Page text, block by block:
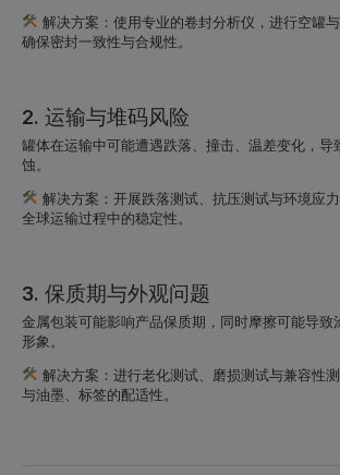
解决方案：使用专业的卷封分析仪，进行空罐
确保密封一致性与合规性。
2. 运输与堆码风险
罐体在运输中可能遭遇跌落、撞击、温差变化，导
蚀。
解决方案：开展跌落测试、抗压测试与环境应
全球运输过程中的稳定性。
3. 保质期与外观问题
金属包装可能影响产品保质期，同时摩擦可能导致
形象。
解决方案：进行老化测试、磨损测试与兼容性
与油墨、标签的配适性。